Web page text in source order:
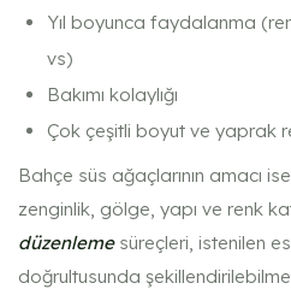
Yıl boyunca faydalanma
vs)
Bakımı kolaylığı
Çok çeşitli boyut ve yaprak
Bahçe süs ağaçlarının amacı
zenginlik, gölge, yapı ve renk
düzenlemesüreçleri, istenilen
doğrultusunda